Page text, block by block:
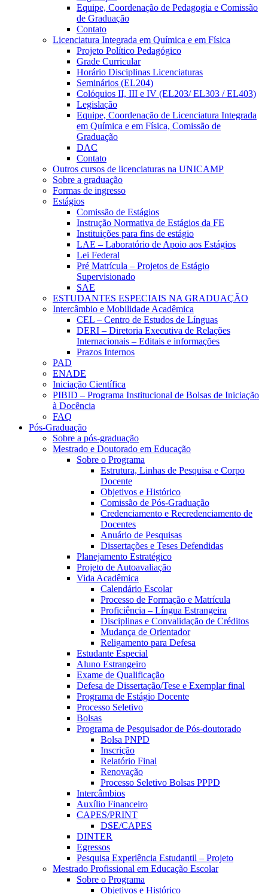
Equipe, Coordenação de Pedagogia e Comissão
de Graduação
Contato
Licenciatura Integrada em Química e em Física
Projeto Político Pedagógico
Grade Curricular
Horário Disciplinas Licenciaturas
Seminários (EL204)
Colóquios II, III e IV (EL203/ EL303 / EL403)
Legislação
Equipe, Coordenação de Licenciatura Integrada
em Química e em Física, Comissão de
Graduação
DAC
Contato
Outros cursos de licenciaturas na UNICAMP
Sobre a graduação
Formas de ingresso
Estágios
Comissão de Estágios
Instrução Normativa de Estágios da FE
Instituições para fins de estágio
LAE – Laboratório de Apoio aos Estágios
Lei Federal
Pré Matrícula – Projetos de Estágio
Supervisionado
SAE
ESTUDANTES ESPECIAIS NA GRADUAÇÃO
Intercâmbio e Mobilidade Acadêmica
CEL – Centro de Estudos de Línguas
DERI – Diretoria Executiva de Relações
Internacionais – Editais e informações
Prazos Internos
PAD
ENADE
Iniciação Científica
PIBID – Programa Institucional de Bolsas de Iniciação
à Docência
FAQ
Pós-Graduação
Sobre a pós-graduação
Mestrado e Doutorado em Educação
Sobre o Programa
Estrutura, Linhas de Pesquisa e Corpo
Docente
Objetivos e Histórico
Comissão de Pós-Graduação
Credenciamento e Recredenciamento de
Docentes
Anuário de Pesquisas
Dissertações e Teses Defendidas
Planejamento Estratégico
Projeto de Autoavaliação
Vida Acadêmica
Calendário Escolar
Processo de Formação e Matrícula
Proficiência – Língua Estrangeira
Disciplinas e Convalidação de Créditos
Mudança de Orientador
Religamento para Defesa
Estudante Especial
Aluno Estrangeiro
Exame de Qualificação
Defesa de Dissertação/Tese e Exemplar final
Programa de Estágio Docente
Processo Seletivo
Bolsas
Programa de Pesquisador de Pós-doutorado
Bolsa PNPD
Inscrição
Relatório Final
Renovação
Processo Seletivo Bolsas PPPD
Intercâmbios
Auxílio Financeiro
CAPES/PRINT
DSE/CAPES
DINTER
Egressos
Pesquisa Experiência Estudantil – Projeto
Mestrado Profissional em Educação Escolar
Sobre o Programa
Objetivos e Histórico